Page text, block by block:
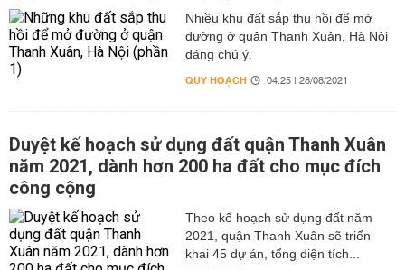
Nhiều khu đất sắp thu hồi để mở
đường ở quận Thanh Xuân, Hà Nội
đáng chú ý.
QUY HOẠCH 04:25 | 28/08/2021
Duyệt kế hoạch sử dụng đất quận Thanh Xuân
năm 2021, dành hơn 200 ha đất cho mục đích
công cộng
Theo kế hoạch sử dụng đất năm
2021, quận Thanh Xuân sẽ triển
khai 45 dự án, tổng diện tích...